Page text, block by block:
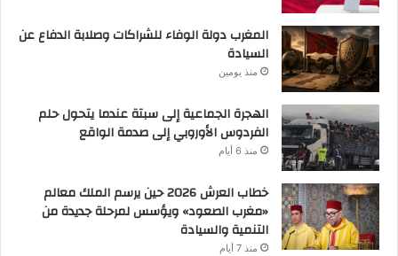
المغرب دولة الوفاء للشراكات وصلابة الدفاع عن
السيادة
منذ يومين
الهجرة الجماعية إلى سبتة عندما يتحول حلم
الفردوس الأوروبي إلى صدمة الواقع
منذ 6 أيام
خطاب العرش 2026 حين يرسم الملك معالم
«مغرب الصعود» ويؤسس لمرحلة جديدة من
التنمية والسيادة
منذ 7 أيام